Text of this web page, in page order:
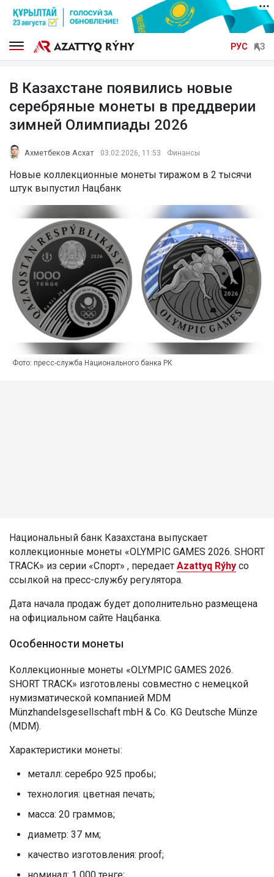
РУС ҚАЗ
В Казахстане появились новые
серебряные монеты в преддверии
зимней Олимпиады 2026
Ахметбеков Асхат 03.02.2026, 11:53 Финансы
Новые коллекционные монеты тиражом в 2 тысячи
штук выпустил Нацбанк
Фото: пресс-служба Национального банка РК
Национальный банк Казахстана выпускает
коллекционные монеты «OLYMPIC GAMES 2026. SHORT
TRACK» из серии «Спорт» , передает Azattyq Rýhy со
ссылкой на пресс-службу регулятора.
Дата начала продаж будет дополнительно размещена
на официальном сайте Нацбанка.
Особенности монеты
Коллекционные монеты «OLYMPIC GAMES 2026.
SHORT TRACK» изготовлены совместно с немецкой
нумизматической компанией MDM
Münzhandelsgesellschaft mbH & Co. KG Deutsche Münze
(MDM).
Характеристики монеты:
металл: серебро 925 пробы;
технология: цветная печать;
масса: 20 граммов;
диаметр: 37 мм;
качество изготовления: proof;
номинал: 1 000 тенге;